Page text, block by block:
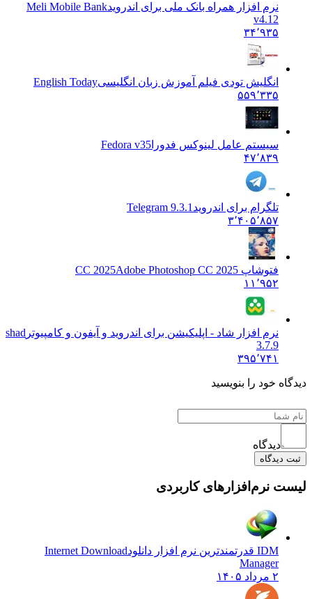
نرم افزار همراه بانک ملی برای اندرویدMeli Mobile Bank
v4.12
۳۴٬۹۳۵
انگلیش تودی فیلم آموزش زبان انگليسیEnglish Today
۵۵۹٬۳۳۵
سیستم عامل لینوکس فدورا Fedora v35
۴۷٬۸۳۹
تلگرام برای اندروید Telegram 9.3.1
۳٬۴۰۵٬۸۵۷
فتوشاپ CC 2025 Adobe Photoshop CC 2025
۱۱٬۹۵۲
نرم افزار شاد - اپلیکیشن برای اندروید و آیفون و کامپیوتر shad
3.7.9
۳۹۵٬۷۴۱
دیدگاه خود را بنویسید
دیدگاه
ثبت دیدگاه
لیست نرم‌افزارهای کاربردی
IDM قدرتمندترین نرم افزار دانلود
Internet Download
Manager
۲ مرداد ۱۴۰۵